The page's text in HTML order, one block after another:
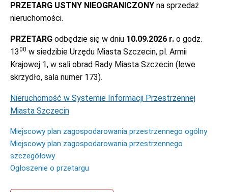
PRZETARG USTNY NIEOGRANICZONY na sprzedaż
nieruchomości.
PRZETARG odbędzie się w dniu 10.09.2026 r. o godz.
1300 w siedzibie Urzędu Miasta Szczecin, pl. Armii
Krajowej 1, w sali obrad Rady Miasta Szczecin (lewe
skrzydło, sala numer 173).
Nieruchomość w Systemie Informacji Przestrzennej
Miasta Szczecin
Miejscowy plan zagospodarowania przestrzennego ogólny
Miejscowy plan zagospodarowania przestrzennego
szczegółowy
Ogłoszenie o przetargu